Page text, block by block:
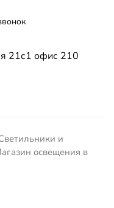
21с1 офис 210
и
освещения в